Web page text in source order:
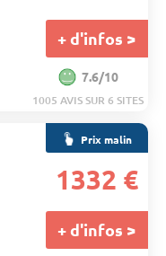
+ d'infos >
7.6/10
1005 AVIS SUR 6 SITES
Prix malin
1332 €
+ d'infos >